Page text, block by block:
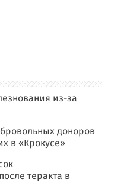
из-за
доноров
в «Крокусе»
теракта в